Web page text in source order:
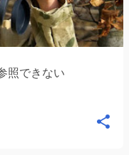
照できない